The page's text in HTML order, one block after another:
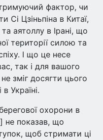
фактор, чи
Сі Цзіньпіна в Китаї,
та аятоллу в Ірані, що
території силою та
І що це несе
так і для вашого
зміг досягти цього
Україні.
охорони в
не показав, що
щоб стримати ці